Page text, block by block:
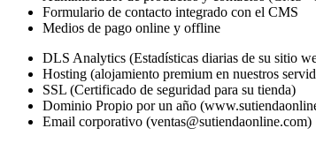
Formulario de contacto integrado con el CMS
Medios de pago online y offline
DLS Analytics (Estadísticas diarias de su sitio
Hosting (alojamiento premium en nuestros
SSL (Certificado de seguridad para su tienda)
Dominio Propio por un año
Email corporativo (ventas@sutiendaonline.com)